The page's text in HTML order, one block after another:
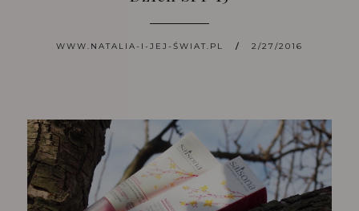
WWW.NATALIA-I-JEJ-ŚWIAT.PL 2/27/2016